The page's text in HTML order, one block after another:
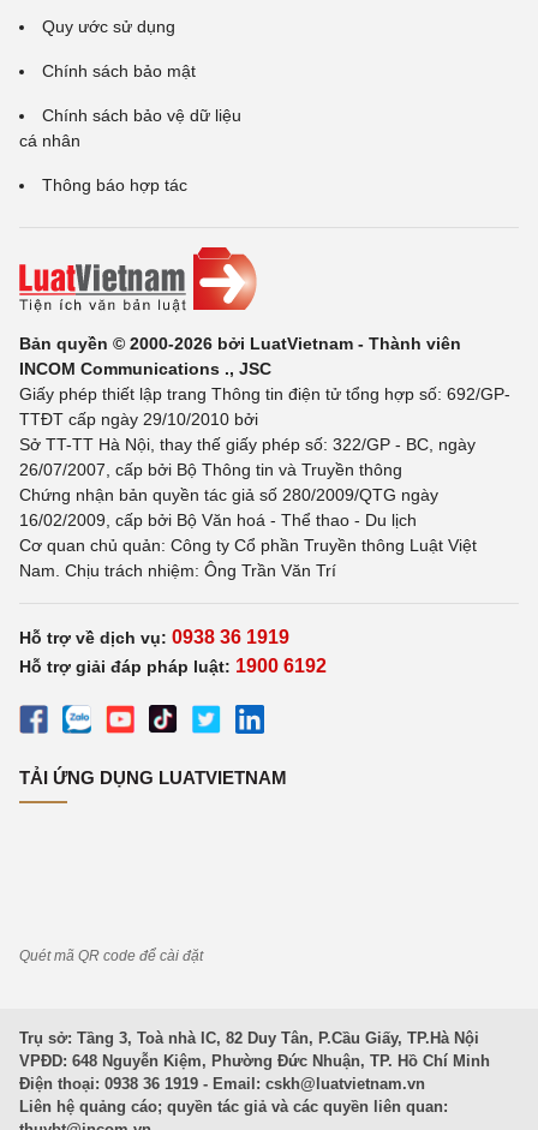
Quy ước sử dụng
Chính sách bảo mật
Chính sách bảo vệ dữ liệu
cá nhân
Thông báo hợp tác
Bản quyền © 2000-2026 bởi LuatVietnam - Thành viên
INCOM Communications ., JSC
Giấy phép thiết lập trang Thông tin điện tử tổng hợp số: 692/GP-
TTĐT cấp ngày 29/10/2010 bởi
Sở TT-TT Hà Nội, thay thế giấy phép số: 322/GP - BC, ngày
26/07/2007, cấp bởi Bộ Thông tin và Truyền thông
Chứng nhận bản quyền tác giả số 280/2009/QTG ngày
16/02/2009, cấp bởi Bộ Văn hoá - Thể thao - Du lịch
Cơ quan chủ quản: Công ty Cổ phần Truyền thông Luật Việt
Nam. Chịu trách nhiệm: Ông Trần Văn Trí
Hỗ trợ về dịch vụ: 0938 36 1919
Hỗ trợ giải đáp pháp luật: 1900 6192
TẢI ỨNG DỤNG LUATVIETNAM
Quét mã QR code để cài đặt
Trụ sở: Tầng 3, Toà nhà IC, 82 Duy Tân, P.Cầu Giấy, TP.Hà Nội
VPĐD: 648 Nguyễn Kiệm, Phường Đức Nhuận, TP. Hồ Chí Minh
Điện thoại: 0938 36 1919 - Email: cskh@luatvietnam.vn
Liên hệ quảng cáo; quyền tác giả và các quyền liên quan: